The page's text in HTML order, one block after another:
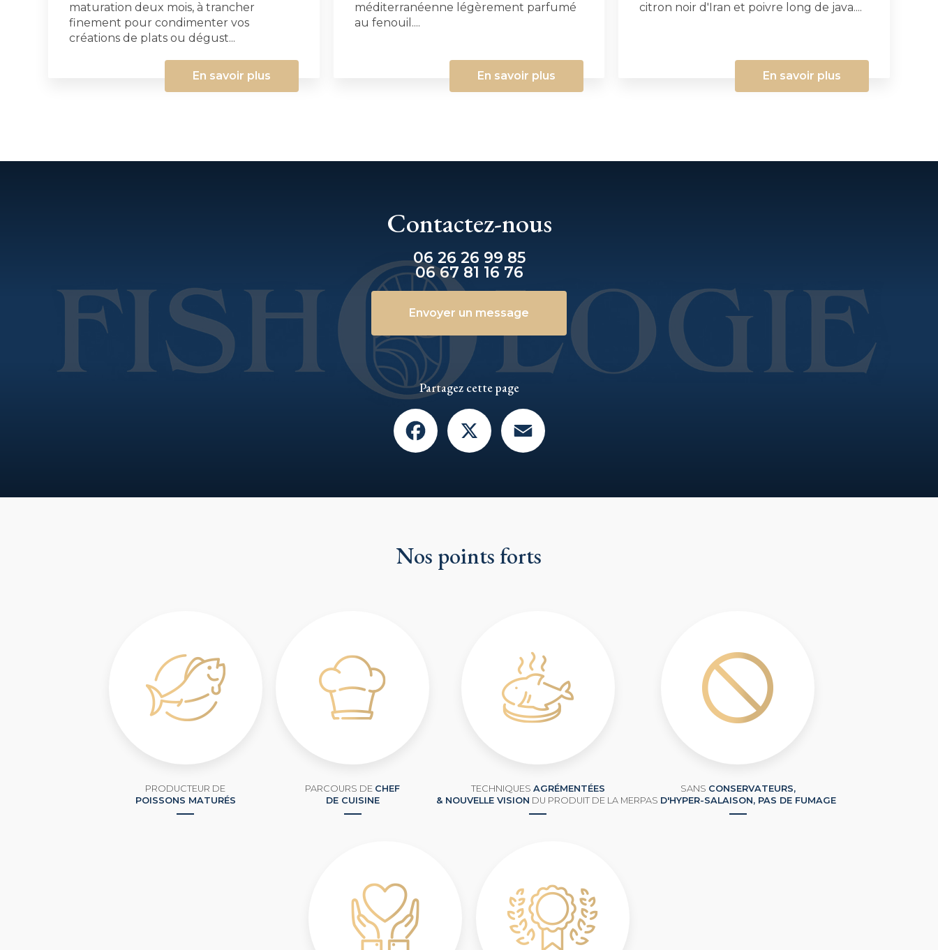
maturation deux mois, à trancher
finement pour condimenter vos
créations de plats ou dégust...
En savoir plus
méditerranéenne légèrement parfumé
au fenouil....
En savoir plus
citron noir d'Iran et poivre long de java....
En savoir plus
Contactez-nous
06 26 26 99 85
06 67 81 16 76
Envoyer un message
Partagez cette page
Facebook
Nos points forts
PRODUCTEUR DE
POISSONS MATURÉS
PARCOURS DE CHEF
DE CUISINE
TECHNIQUES AGRÉMENTÉES
& NOUVELLE VISION DU PRODUIT DE LA MER
SANS CONSERVATEURS,
PAS D'HYPER-SALAISON, PAS DE FUMAGE